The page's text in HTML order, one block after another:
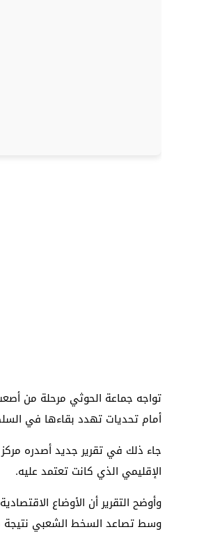
تواجه جماعة الحوثي مرحلة من
أمام تحديات تهدد بقاءها في
جاء ذلك في تقرير جديد أصدره
الإقليمي الذي كانت تعتمد عليه.
وأوضح التقرير أن الأوضاع
وسط تصاعد السخط الشعبي